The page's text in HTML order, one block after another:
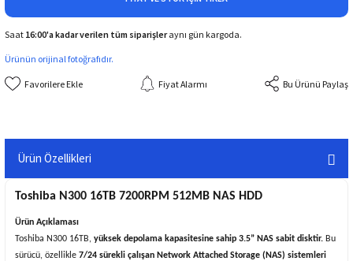
Saat 16:00'a kadar verilen tüm siparişleraynı gün kargoda.
Ürünün orijinal fotoğrafıdır.
Fiyat Alarmı Bu Ürünü Paylaş
Ürün Özellikleri
Toshiba N300 16TB 7200RPM 512MB NAS HDD
Ürün Açıklaması
Toshiba N300 16TB, yüksek depolama kapasitesine sahip 3.5” NAS sabit disktir. Bu
sürücü, özellikle 7/24 sürekli çalışan Network Attached Storage (NAS) sistemleri